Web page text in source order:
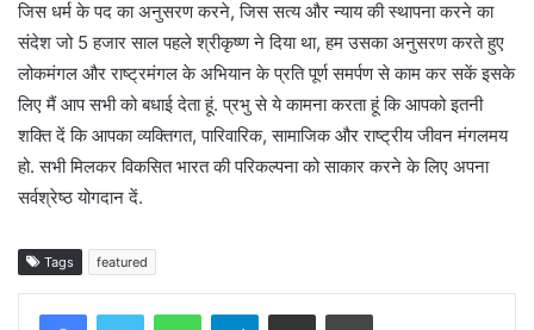
जिस धर्म के पद का अनुसरण करने, जिस सत्य और न्याय की स्थापना करने का
संदेश जो 5 हजार साल पहले श्रीकृष्ण ने दिया था, हम उसका अनुसरण करते हुए
लोकमंगल और राष्ट्रमंगल के अभियान के प्रति पूर्ण समर्पण से काम कर सकें इसके
लिए मैं आप सभी को बधाई देता हूं. प्रभु से ये कामना करता हूं कि आपको इतनी
शक्ति दें कि आपका व्यक्तिगत, पारिवारिक, सामाजिक और राष्ट्रीय जीवन मंगलमय
हो. सभी मिलकर विकसित भारत की परिकल्पना को साकार करने के लिए अपना
सर्वश्रेष्ठ योगदान दें.
Tags featured
WhatsAppTelegramShare via Email Print